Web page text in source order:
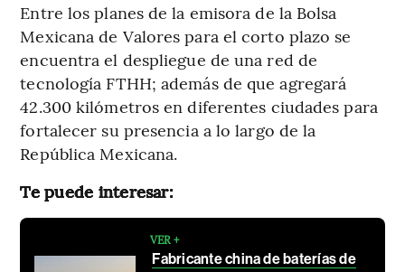
Entre los planes de la emisora de la Bolsa
Mexicana de Valores para el corto plazo se
encuentra el despliegue de una red de
tecnología FTHH; además de que agregará
42.300 kilómetros en diferentes ciudades para
fortalecer su presencia a lo largo de la
República Mexicana.
Te puede interesar:
VER +
Fabricante china de baterías de